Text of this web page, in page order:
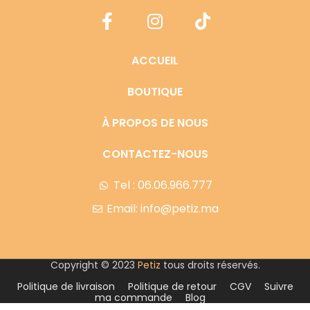
ACCUEIL
BOUTIQUE
À PROPOS DE NOUS
CONTACTEZ-NOUS
Tel : 06.06.966.777
Email: info@petiz.ma
Copyright © 2023 Petiz tous droits réservés.
Politique de livraison
Politique de retour CGV
Suivre
ma commande
Blog